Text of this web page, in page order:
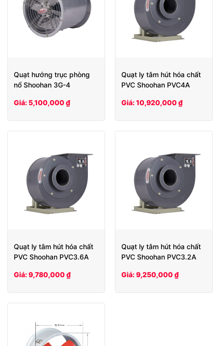
Quạt hướng trục phòng
nổ Shoohan 3G-4
Giá: 5,100,000 ₫
Quạt ly tâm hút hóa chất
PVC Shoohan PVC4A
Giá: 10,920,000 ₫
Quạt ly tâm hút hóa chất
PVC Shoohan PVC3.6A
Giá: 9,780,000 ₫
Quạt ly tâm hút hóa chất
PVC Shoohan PVC3.2A
Giá: 9,250,000 ₫